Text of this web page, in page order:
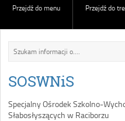
Przejdź do menu Przejdź do
SOSWNiS
Specjalny Ośrodek Szkolno-
Słabosłyszących w Raciborzu